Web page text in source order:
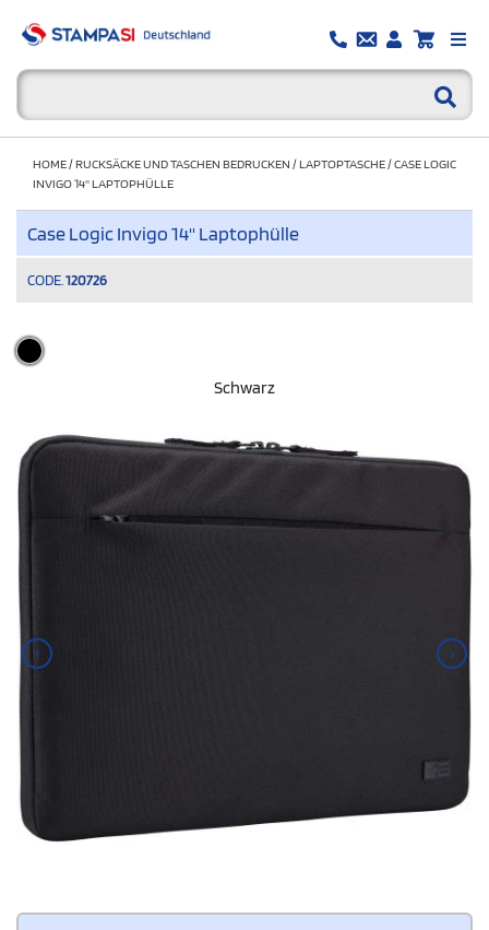
HOME/RUCKSÄCKE UND TASCHEN BEDRUCKEN /LAPTOPTASCHE/CASE LOGIC
INVIGO 14'' LAPTOPHÜLLE
Case Logic Invigo 14'' Laptophülle
CODE. 120726
Schwarz
‹ ›